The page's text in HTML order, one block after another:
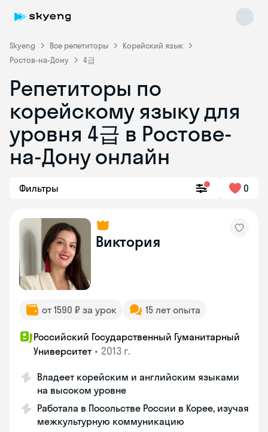
Skyeng Все репетиторы
Корейский язык
Ростов-на-Дону
4급
Репетиторы по
корейскому языку для
уровня 4급 в Ростове-
на-Дону онлайн
Фильтры 0
Виктория
от 1590 ₽ за урок 15 лет опыта
Российский Государственный Гуманитарный
Университет • 2013 г.
Владеет корейским и английским языками
на высоком уровне
Работала в Посольстве России в Корее, изучая
межкультурную коммуникацию
Skyeng Chat
online